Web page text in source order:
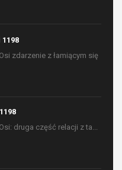
1198
zdarzenie z łamiącym się
druga część relacji z ta...